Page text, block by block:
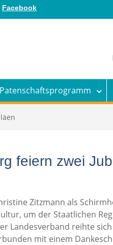
Facebook
Patenschaftsprogramm
feiern zwei
Zitzmann als
um der Staatlichen
Landesverband reihte
mit einem